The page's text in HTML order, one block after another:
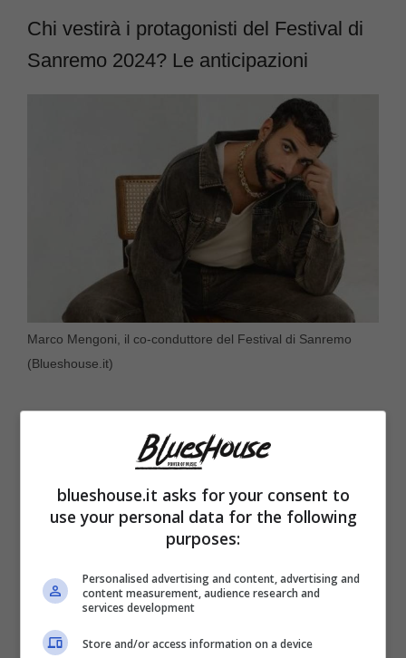
Chi vestirà i protagonisti del Festival di
Sanremo 2024? Le anticipazioni
Marco Mengoni, il co-conduttore del Festival di Sanremo
(Blueshouse.it)
blueshouse.it asks for your consent to
use your personal data for the following
purposes:
Personalised advertising and content, advertising and
content measurement, audience research and
services development
Store and/or access information on a device